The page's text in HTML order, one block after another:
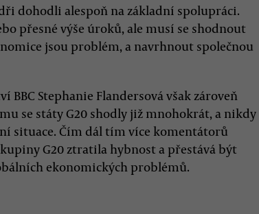
dohodli alespoň na základní spolupráci.
přesné výše úroků, ale musí se shodnout
jsou problém, a navrhnout společnou
Stephanie Flandersová však zároveň
se státy G20 shodly již mnohokrát, a nikdy
situace. Čím dál tím více komentátorů
G20 ztratila hybnost a přestává být
ekonomických problémů.